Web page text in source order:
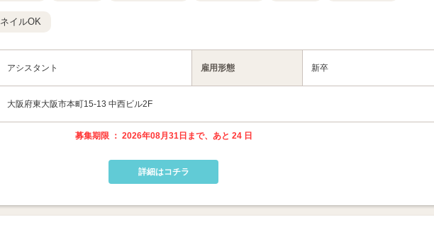
ネイルOK
アシスタント 雇用形態 新卒
大阪府東大阪市本町15-13 中西ビル2F
募集期限 ： 2026年08月31日まで、あと 24 日
詳細はコチラ